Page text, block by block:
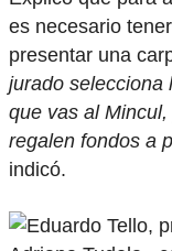
es necesario
presentar una
jurado selecciona
que vas al
regalen fondos a
indicó.